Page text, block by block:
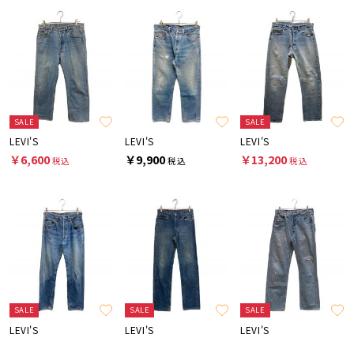
SALE
LEVI'S
￥6,600税込
LEVI'S
￥9,900税込
SALE
LEVI'S
￥13,200税込
SALE
LEVI'S
SALE
LEVI'S
SALE
LEVI'S